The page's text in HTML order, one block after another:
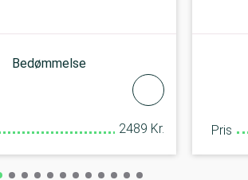
Bedømmelse
2489 Kr. Pris